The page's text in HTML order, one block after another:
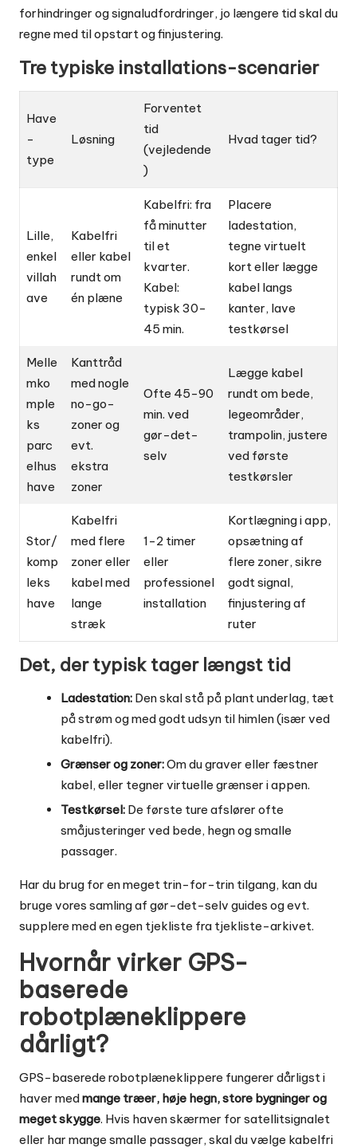
forhindringer og signaludfordringer, jo længere tid skal du
regne med til opstart og finjustering.
Tre typiske installations-scenarier
Have
-
type
Løsning
Forventet
tid
(vejledende
)
Hvad tager tid?
Lille,
enkel
villah
ave
Kabelfri
eller kabel
rundt om
én plæne
Kabelfri: fra
få minutter
til et
kvarter.
Kabel:
typisk 30-
45 min.
Placere
ladestation,
tegne virtuelt
kort eller lægge
kabel langs
kanter, lave
testkørsel
Melle
mko
mple
ks
parc
elhus
have
Kanttråd
med nogle
no-go-
zoner og
evt.
ekstra
zoner
Ofte 45-90
min. ved
gør-det-
selv
Lægge kabel
rundt om bede,
legeområder,
trampolin, justere
ved første
testkørsler
Stor/
komp
leks
have
Kabelfri
med flere
zoner eller
kabel med
lange
stræk
1-2 timer
eller
professionel
installation
Kortlægning i app,
opsætning af
flere zoner, sikre
godt signal,
finjustering af
ruter
Det, der typisk tager længst tid
Ladestation: Den skal stå på plant underlag, tæt
på strøm og med godt udsyn til himlen (især ved
kabelfri).
Grænser og zoner:Om du graver eller fæstner
kabel, eller tegner virtuelle grænser i appen.
Testkørsel: De første ture afslører ofte
småjusteringer ved bede, hegn og smalle
passager.
Har du brug for en meget trin-for-trin tilgang, kan du
bruge vores samling af gør-det-selv guides og evt.
supplere med en egen tjekliste fra tjekliste-arkivet.
Hvornår virker GPS-
baserede
robotplæneklippere
dårligt?
GPS-baserede robotplæneklippere fungerer dårligst i
haver medmange træer, høje hegn, store bygninger og
meget skygge. Hvis haven skærmer for satellitsignalet
eller har mange smalle passager, skal du vælge kabelfri